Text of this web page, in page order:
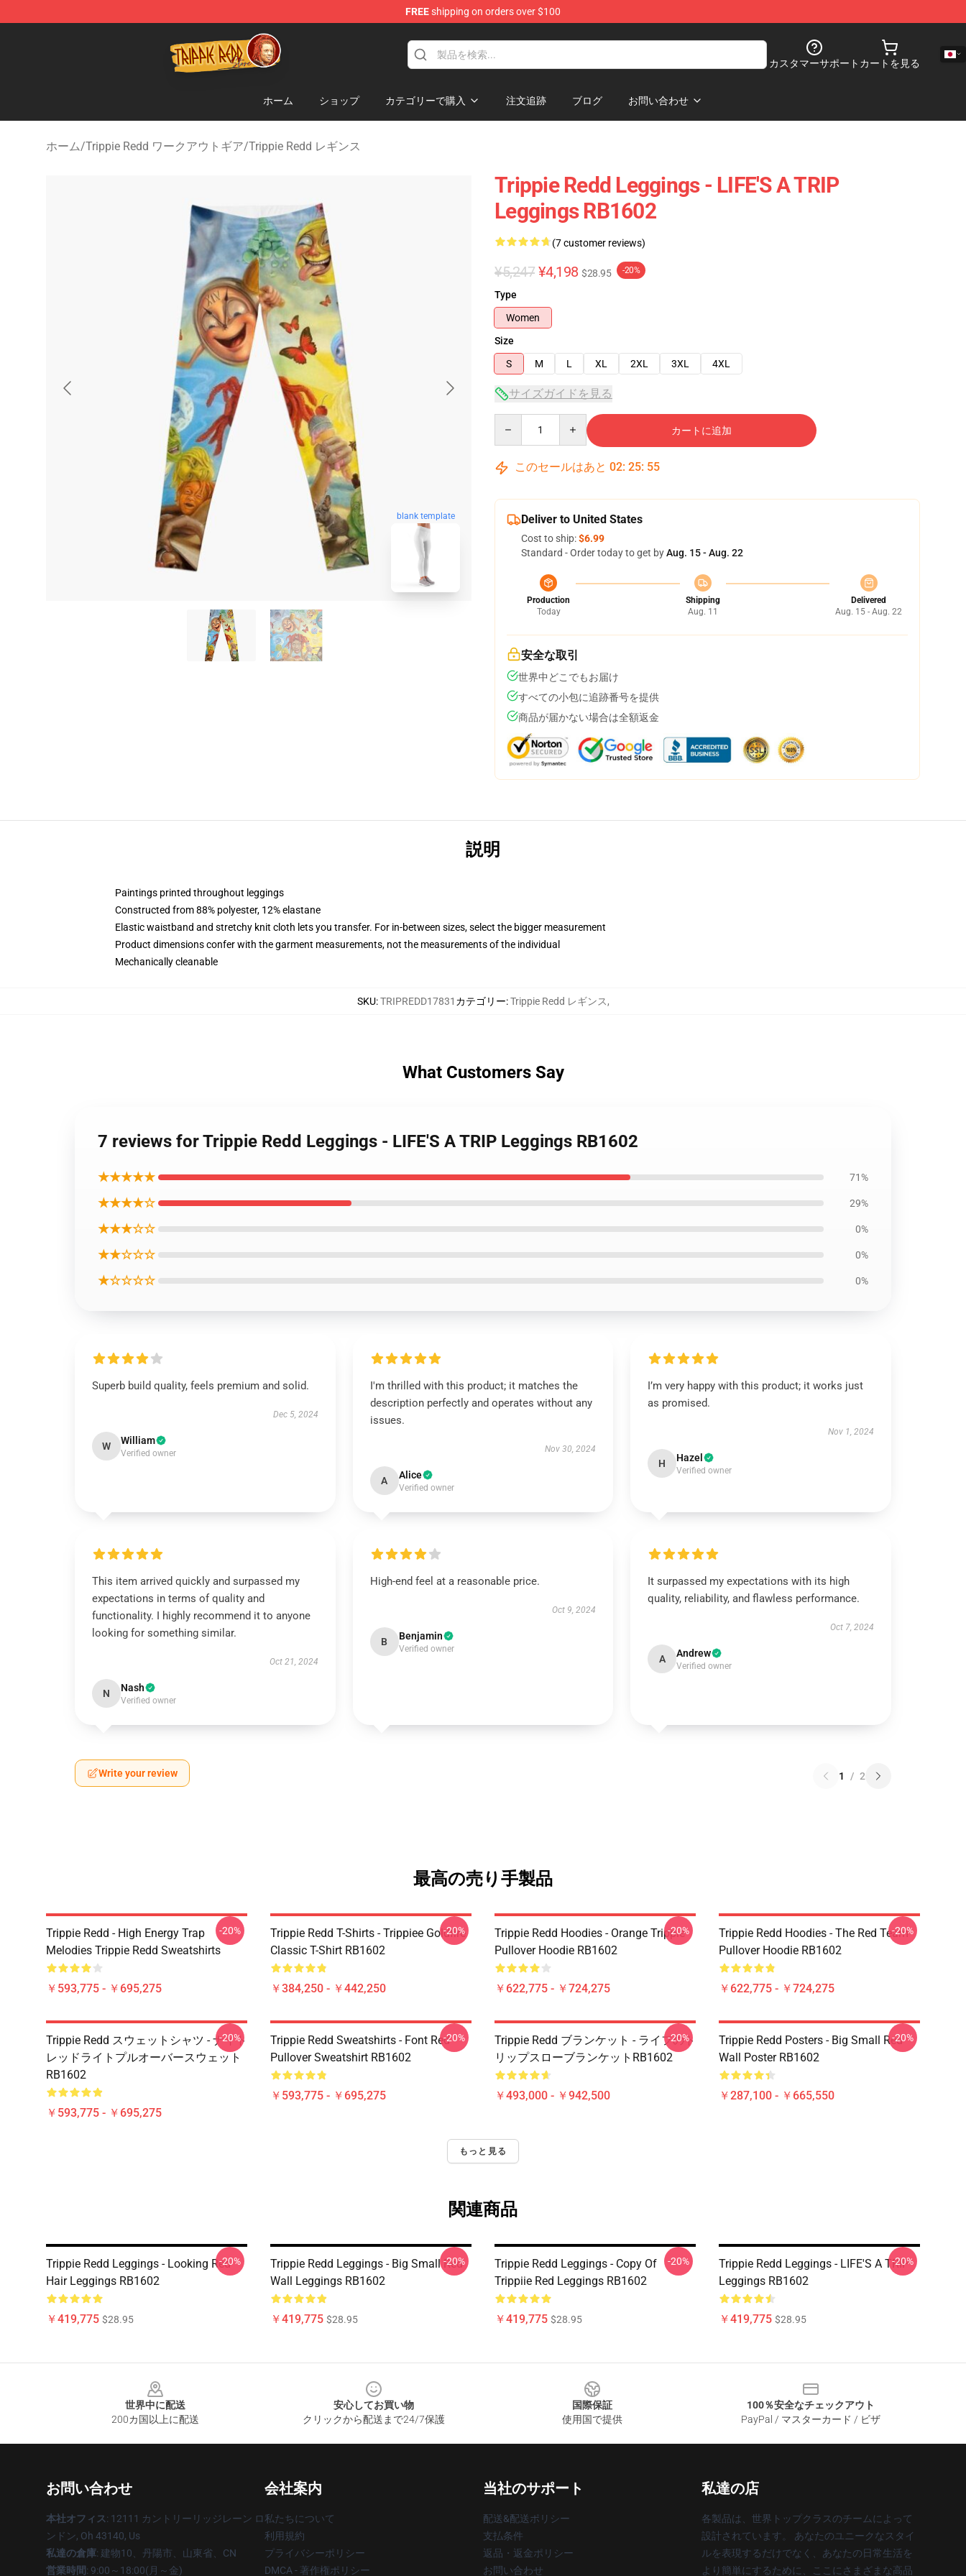
FREEshipping on orders over $100
Trippie Redd Store - Official Trippie Redd Merchandise Shop
カスタマーサポート カートを見る
ホーム ショップ カテゴリーで購入 注文追跡 ブログ お問い合わせ
ホーム/Trippie Redd ワークアウトギア/Trippie Redd レギンス
blank template
Trippie Redd Leggings - LIFE'S A TRIP
Leggings RB1602
(7 customer reviews)
¥5,247 ¥4,198 $28.95 -20%
Type
Women
Size
S
M L XL 2XL 3XL 4XL
サイズガイドを見る
カートに追加
このセールはあと 02: 25: 54
Deliver to United States
Cost to ship:$6.99
Standard - Order today to get byAug. 15 - Aug. 22
Production
Today
Shipping
Aug. 11
Delivered
Aug. 15 - Aug. 22
安全な取引
世界中どこでもお届け
すべての小包に追跡番号を提供
商品が届かない場合は全額返金
説明
Paintings printed throughout leggings
Constructed from 88% polyester, 12% elastane
Elastic waistband and stretchy knit cloth lets you transfer. For in-between sizes, select the bigger measurement
Product dimensions confer with the garment measurements, not the measurements of the individual
Mechanically cleanable
SKU:TRIPREDD17831 カテゴリー:Trippie Redd レギンス,
What Customers Say
7 reviews for Trippie Redd Leggings - LIFE'S A TRIP Leggings RB1602
★★★★★ 71%
★★★★☆ 29%
★★★☆☆ 0%
★★☆☆☆ 0%
★☆☆☆☆ 0%
Superb build quality, feels premium and solid.
Dec 5, 2024
W William
Verified owner
I'm thrilled with this product; it matches the
description perfectly and operates without any
issues.
Nov 30, 2024
A Alice
Verified owner
I’m very happy with this product; it works just
as promised.
Nov 1, 2024
H Hazel
Verified owner
This item arrived quickly and surpassed my
expectations in terms of quality and
functionality. I highly recommend it to anyone
looking for something similar.
Oct 21, 2024
N Nash
Verified owner
High-end feel at a reasonable price.
Oct 9, 2024
B Benjamin
Verified owner
It surpassed my expectations with its high
quality, reliability, and flawless performance.
Oct 7, 2024
A Andrew
Verified owner
Write your review 1 / 2
最高の売り手製品
Trippie Redd - High Energy Trap
Melodies Trippie Redd Sweatshirts
￥593,775 - ￥695,275
-20%
Trippie Redd T-Shirts - Trippiee Goldfire
Classic T-Shirt RB1602
￥384,250 - ￥442,250
-20%
Trippie Redd Hoodies - Orange Trippie
Pullover Hoodie RB1602
￥622,775 - ￥724,275
-20%
Trippie Redd Hoodies - The Red Team
Pullover Hoodie RB1602
￥622,775 - ￥724,275
-20%
Trippie Redd スウェットシャツ - ナイト
レッドライトプルオーバースウェット
RB1602
￥593,775 - ￥695,275
-20%
Trippie Redd Sweatshirts - Font Red
Pullover Sweatshirt RB1602
￥593,775 - ￥695,275
-20%
Trippie Redd ブランケット - ライフのト
リップスローブランケットRB1602
￥493,000 - ￥942,500
-20%
Trippie Redd Posters - Big Small Red
Wall Poster RB1602
￥287,100 - ￥665,550
-20%
もっと見る
関連商品
Trippie Redd Leggings - Looking Red
Hair Leggings RB1602
￥419,775 $28.95
-20%
Trippie Redd Leggings - Big Small Red
Wall Leggings RB1602
￥419,775 $28.95
-20%
Trippie Redd Leggings - Copy Of
Trippiie Red Leggings RB1602
￥419,775 $28.95
-20%
Trippie Redd Leggings - LIFE'S A TRIP
Leggings RB1602
￥419,775 $28.95
-20%
世界中に配送
200カ国以上に配送
安心してお買い物
クリックから配送まで24/7保護
国際保証
使用国で提供
100％安全なチェックアウト
PayPal / マスターカード / ビザ
お問い合わせ
本社オフィス: 12111 カントリーリッジレーン ロ
ンドン, Oh 43140, Us
私達の倉庫: 建物10、丹陽市、山東省、CN
営業時間: 9:00～18:00(月～金)
会社案内
私たちについて
利用規約
プライバシーポリシー
DMCA - 著作権ポリシー
当社のサポート
配送&配送ポリシー
支払条件
返品・返金ポリシー
お問い合わせ
私達の店
各製品は、世界トップクラスのチームによって
設計されています。 あなたのユニークなスタイ
ルを表現するだけでなく、あなたの日常生活を
より簡単にするために、ここにさまざまな高品